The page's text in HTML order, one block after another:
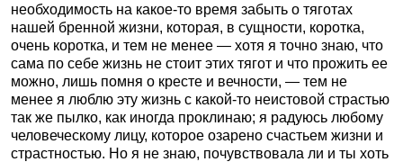
необходимость на какое-то время забыть о тяготах
нашей бренной жизни, которая, в сущности, коротка,
очень коротка, и тем не менее — хотя я точно знаю, что
сама по себе жизнь не стоит этих тягот и что прожить ее
можно, лишь помня о кресте и вечности, — тем не
менее я люблю эту жизнь с какой-то неистовой страстью
так же пылко, как иногда проклинаю; я радуюсь любому
человеческому лицу, которое озарено счастьем жизни и
страстностью. Но я не знаю, почувствовала ли и ты хоть